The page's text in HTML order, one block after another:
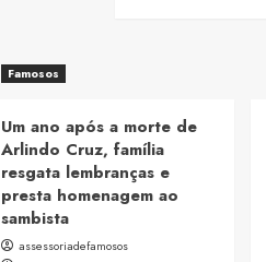
Famosos
Um ano após a morte de
Arlindo Cruz, família
resgata lembranças e
presta homenagem ao
sambista
assessoriadefamosos